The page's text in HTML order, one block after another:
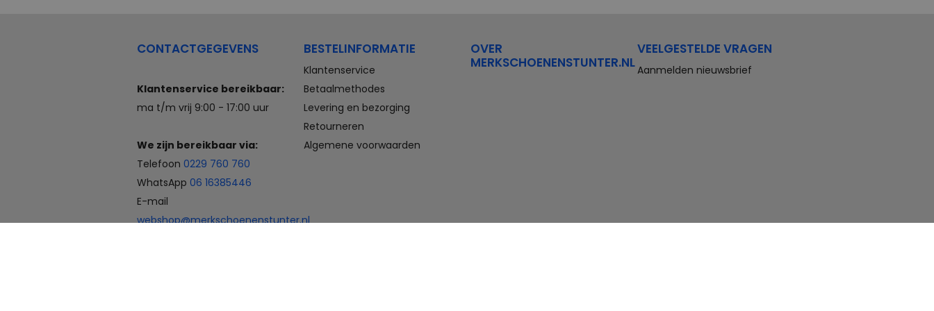
Compleet aanbod outlet
Veterschoenen, sneakers,
slippers, sandalen, instappers,
heren. En laarzen, enkellaarzen,
van Merkschoenenstunter.
CONTACTGEGEVENS
Klantenservice bereikbaar:
ma t/m vrij 9:00 - 17:00 uur
We zijn bereikbaar via:
Telefoon 0229 760 760
WhatsApp 06 16385446
E-mail
webshop@merkschoenenstunter.nl
BESTELINFORMATIE
Klantenservice
Betaalmethodes
Levering en bezorging
Retourneren
Algemene voorwaarden
OVER
MERKSCHOENENSTUNTER.NL
VEELGESTELDE VRAGEN
Aanmelden nieuwsbrief